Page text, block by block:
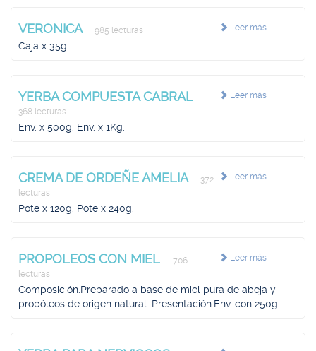
Leer más
VERONICA 985 lecturas
Caja x 35g.
Leer más
YERBA COMPUESTA CABRAL
368 lecturas
Env. x 500g. Env. x 1Kg.
Leer más
CREMA DE ORDEÑE AMELIA
372
lecturas
Pote x 120g. Pote x 240g.
Leer más
PROPOLEOS CON MIEL
706
lecturas
Composición.Preparado a base de miel pura de abeja y
propóleos de origen natural. Presentación.Env. con 250g.